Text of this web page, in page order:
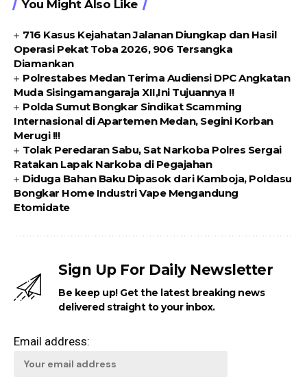
You Might Also Like
716 Kasus Kejahatan Jalanan Diungkap dan Hasil
Operasi Pekat Toba 2026, 906 Tersangka
Diamankan
Polrestabes Medan Terima Audiensi DPC Angkatan
Muda Sisingamangaraja XII,Ini Tujuannya !!
Polda Sumut Bongkar Sindikat Scamming
Internasional di Apartemen Medan, Segini Korban
Merugi !!!
Tolak Peredaran Sabu, Sat Narkoba Polres Sergai
Ratakan Lapak Narkoba di Pegajahan
Diduga Bahan Baku Dipasok dari Kamboja, Poldasu
Bongkar Home Industri Vape Mengandung
Etomidate
Sign Up For Daily Newsletter
Be keep up! Get the latest breaking news
delivered straight to your inbox.
Email address: